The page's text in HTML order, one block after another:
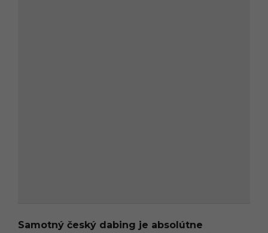
Samotný český dabing je absolútne